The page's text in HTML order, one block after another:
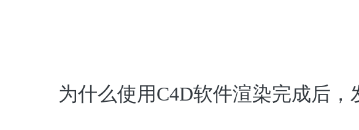
为什么使用C4D软件渲染完成后，